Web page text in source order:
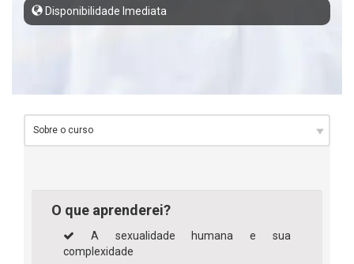
Disponibilidade Imediata
O que aprenderei?
A sexualidade humana e sua
complexidade